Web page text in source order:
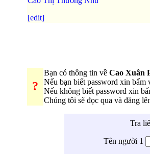
[edit]
?
Bạn có thông tin về Cao Xuân
Nếu bạn biết password xin bấm
Nếu không biết password xin
Chúng tôi sẽ đọc qua và đăng
Tra
Tên người 1